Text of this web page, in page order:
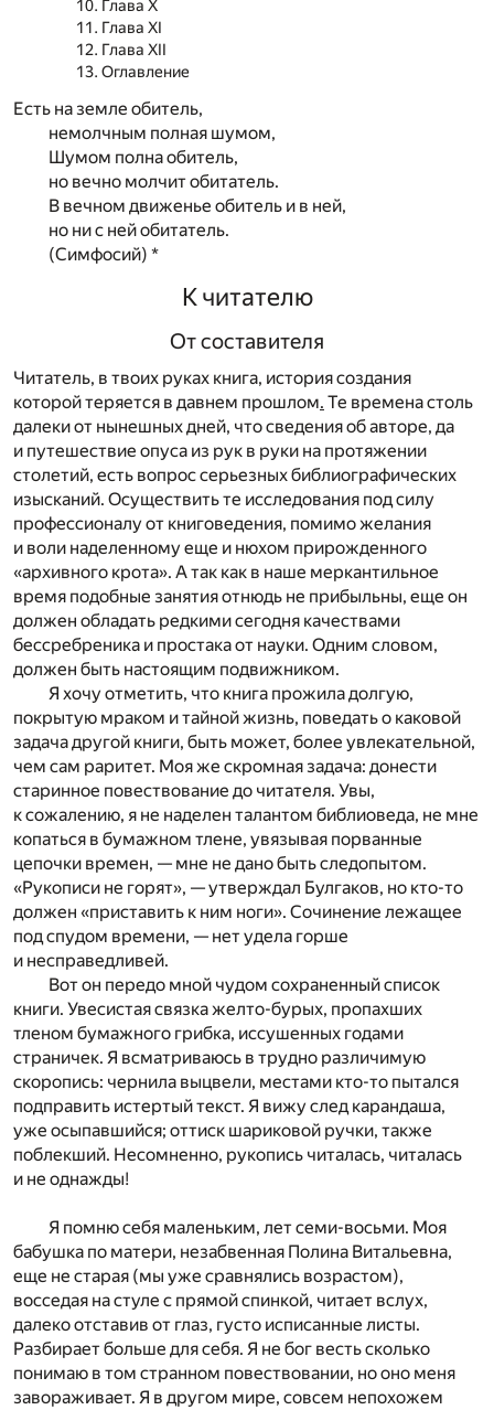
Глава X
Глава XI
Глава XII
Оглавление
Есть на земле обитель,
немолчным полная шумом,
Шумом полна обитель,
но вечно молчит обитатель.
В вечном движенье обитель и в ней,
но ни с ней обитатель.
(Симфосий) *
К читателю
От составителя
Читатель, в твоих руках книга, история создания
которой теряется в давнем прошлом. Те времена столь
далеки от нынешных дней, что сведения об авторе, да
и путешествие опуса из рук в руки на протяжении
столетий, есть вопрос серьезных библиографических
изысканий. Осуществить те исследования под силу
профессионалу от книговедения, помимо желания
и воли наделенному еще и нюхом прирожденного
«архивного крота». А так как в наше меркантильное
время подобные занятия отнюдь не прибыльны, еще он
должен обладать редкими сегодня качествами
бессребреника и простака от науки. Одним словом,
должен быть настоящим подвижником.
Я хочу отметить, что книга прожила долгую,
покрытую мраком и тайной жизнь, поведать о каковой
задача другой книги, быть может, более увлекательной,
чем сам раритет. Моя же скромная задача: донести
старинное повествование до читателя. Увы,
к сожалению, я не наделен талантом библиоведа, не мне
копаться в бумажном тлене, увязывая порванные
цепочки времен, — мне не дано быть следопытом.
«Рукописи не горят», — утверждал Булгаков, но кто-то
должен «приставить к ним ноги». Сочинение лежащее
под спудом времени, — нет удела горше
и несправедливей.
Вот он передо мной чудом сохраненный список
книги. Увесистая связка желто-бурых, пропахших
тленом бумажного грибка, иссушенных годами
страничек. Я всматриваюсь в трудно различимую
скоропись: чернила выцвели, местами кто-то пытался
подправить истертый текст. Я вижу след карандаша,
уже осыпавшийся; оттиск шариковой ручки, также
поблекший. Несомненно, рукопись читалась, читалась
и не однажды!
Я помню себя маленьким, лет семи-восьми. Моя
бабушка по матери, незабвенная Полина Витальевна,
еще не старая (мы уже сравнялись возрастом),
восседая на стуле с прямой спинкой, читает вслух,
далеко отставив от глаз, густо исписанные листы.
Разбирает больше для себя. Я не бог весть сколько
понимаю в том странном повествовании, но оно меня
завораживает. Я в другом мире, совсем непохожем